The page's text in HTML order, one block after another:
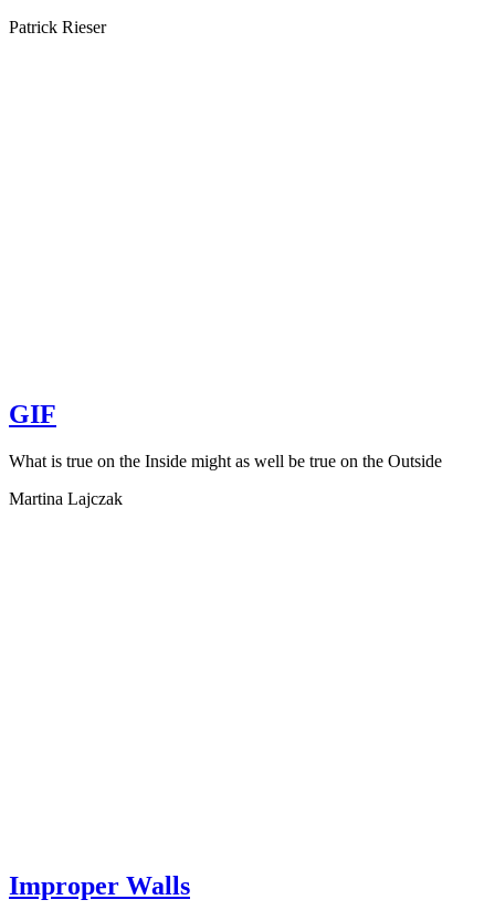
Patrick Rieser
GIF
What is true on the Inside might as well be true on the Outside
Martina Lajczak
Improper Walls